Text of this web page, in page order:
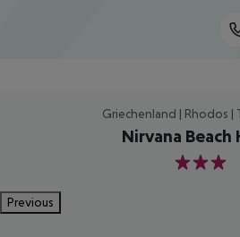
Griechenland | Rhodos
Nirvana Beach
3
Previous